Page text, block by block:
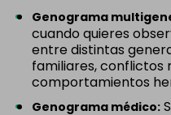
Genograma
cuando quieres
entre distintas
familiares, conflictos
comportamientos
Genograma médico: